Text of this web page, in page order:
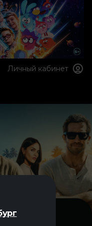
Личный кабинет